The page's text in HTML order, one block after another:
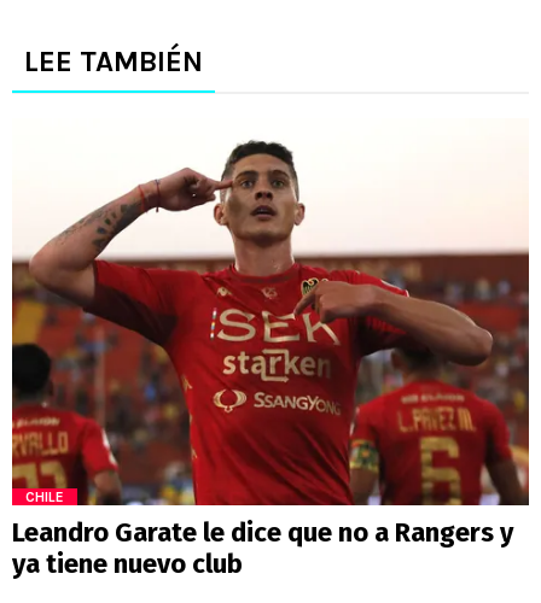
LEE TAMBIÉN
CHILE
Leandro Garate le dice que no a Rangers y
ya tiene nuevo club